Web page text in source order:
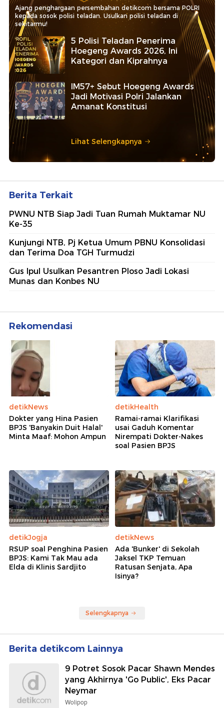
Ajang penghargaan persembahan detikcom bersama POLRI
kepada sosok polisi teladan. Usulkan polisi teladan di
sekitarmu!
5 Polisi Teladan Penerima
Hoegeng Awards 2026, Ini
Kategori dan Kiprahnya
IM57+ Sebut Hoegeng Awards
Jadi Motivasi Polri Jalankan
Amanat Konstitusi
Lihat Selengkapnya
Berita Terkait
PWNU NTB Siap Jadi Tuan Rumah Muktamar NU
Ke-35
Kunjungi NTB, Pj Ketua Umum PBNU Konsolidasi
dan Terima Doa TGH Turmudzi
Gus Ipul Usulkan Pesantren Ploso Jadi Lokasi
Munas dan Konbes NU
Rekomendasi
detikNews
Dokter yang Hina Pasien
BPJS 'Banyakin Duit Halal'
Minta Maaf: Mohon Ampun
detikHealth
Ramai-ramai Klarifikasi
usai Gaduh Komentar
Nirempati Dokter-Nakes
soal Pasien BPJS
detikJogja
RSUP soal Penghina Pasien
BPJS: Kami Tak Mau ada
Elda di Klinis Sardjito
detikNews
Ada 'Bunker' di Sekolah
Jaksel TKP Temuan
Ratusan Senjata, Apa
Isinya?
Selengkapnya
Berita detikcom Lainnya
9 Potret Sosok Pacar Shawn Mendes
yang Akhirnya 'Go Public', Eks Pacar
Neymar
Wolipop